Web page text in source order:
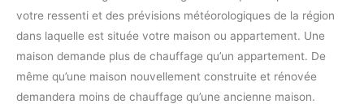
votre ressenti et des prévisions météorologiques de la région
dans laquelle est située votre maison ou appartement. Une
maison demande plus de chauffage qu’un appartement. De
même qu’une maison nouvellement construite et rénovée
demandera moins de chauffage qu’une ancienne maison.